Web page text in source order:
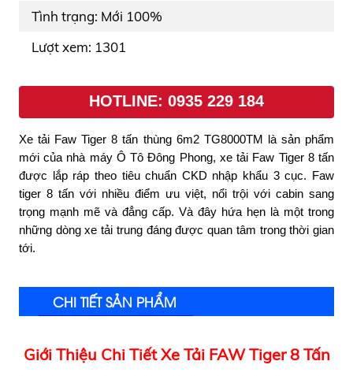
Tình trạng: Mới 100%
Lượt xem: 1301
HOTLINE: 0935 229 184
Xe tải Faw Tiger 8 tấn thùng 6m2 TG8000TM là sản phẩm
mới của nhà máy Ô Tô Đông Phong, xe tải Faw Tiger 8 tấn
được lắp ráp theo tiêu chuẩn CKD nhập khẩu 3 cục. Faw
tiger 8 tấn với nhiều điểm ưu việt, nổi trội với cabin sang
trọng mạnh mẽ và đẳng cấp. Và đây hứa hẹn là một trong
những dòng xe tải trung đáng được quan tâm trong thời gian
tới.
CHI TIẾT SẢN PHẨM
Giới Thiệu Chi Tiết Xe Tải FAW Tiger 8 Tấn